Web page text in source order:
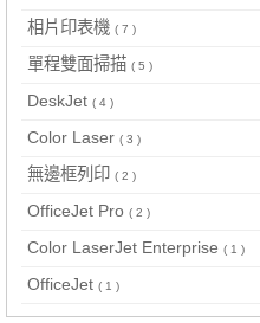
相片印表機 ( 7 )
單程雙面掃描 ( 5 )
DeskJet ( 4 )
Color Laser ( 3 )
無邊框列印 ( 2 )
OfficeJet Pro ( 2 )
Color LaserJet Enterprise ( 1 )
OfficeJet ( 1 )